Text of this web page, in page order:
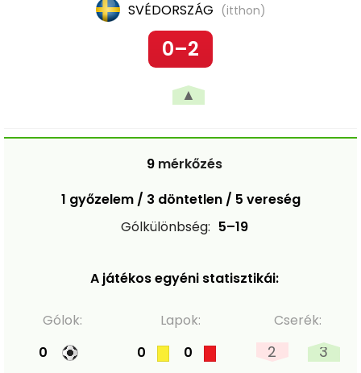
SVÉDORSZÁG (itthon)
0–2
▲
9 mérkőzés
1 győzelem / 3 döntetlen / 5 vereség
Gólkülönbség: 5–19
A játékos egyéni statisztikái:
Gólok:
0
Lapok:
0
0
Cserék:
2 3